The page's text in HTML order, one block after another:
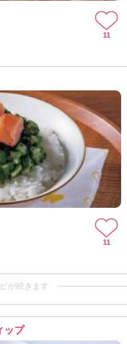
11
11
が続きます
ップ